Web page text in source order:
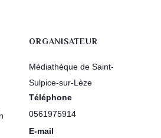
ORGANISATEUR
Médiathèque de Saint-
Sulpice-sur-Lèze
Téléphone
0561975914
E-mail